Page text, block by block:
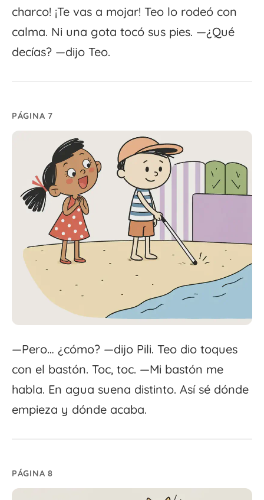
charco! ¡Te vas a mojar! Teo lo rodeó con
calma. Ni una gota tocó sus pies. —¿Qué
decías? —dijo Teo.
PÁGINA 7
—Pero… ¿cómo? —dijo Pili. Teo dio toques
con el bastón. Toc, toc. —Mi bastón me
habla. En agua suena distinto. Así sé dónde
empieza y dónde acaba.
PÁGINA 8